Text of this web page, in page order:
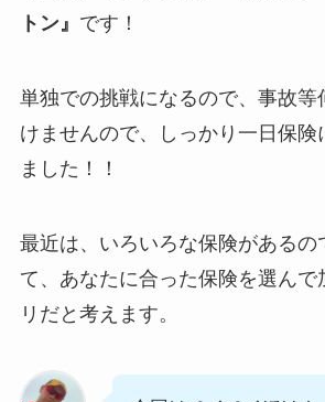
トン』 です！
単独での挑戦になるので、事故等
けませんので、しっかり一日保険
ました！！
最近は、いろいろな保険があるの
て、あなたに合った保険を選んで
リだと考えます。